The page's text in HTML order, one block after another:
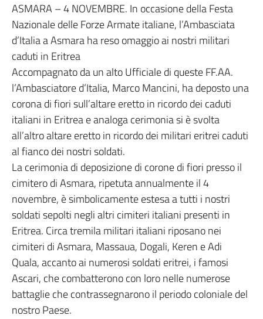
ASMARA – 4 NOVEMBRE. In occasione della Festa
Nazionale delle Forze Armate italiane, l’Ambasciata
d’Italia a Asmara ha reso omaggio ai nostri militari
caduti in Eritrea
Accompagnato da un alto Ufficiale di queste FF.AA.
l’Ambasciatore d’Italia, Marco Mancini, ha deposto una
corona di fiori sull’altare eretto in ricordo dei caduti
italiani in Eritrea e analoga cerimonia si è svolta
all’altro altare eretto in ricordo dei militari eritrei caduti
al fianco dei nostri soldati.
La cerimonia di deposizione di corone di fiori presso il
cimitero di Asmara, ripetuta annualmente il 4
novembre, è simbolicamente estesa a tutti i nostri
soldati sepolti negli altri cimiteri italiani presenti in
Eritrea. Circa tremila militari italiani riposano nei
cimiteri di Asmara, Massaua, Dogali, Keren e Adi
Quala, accanto ai numerosi soldati eritrei, i famosi
Ascari, che combatterono con loro nelle numerose
battaglie che contrassegnarono il periodo coloniale del
nostro Paese.